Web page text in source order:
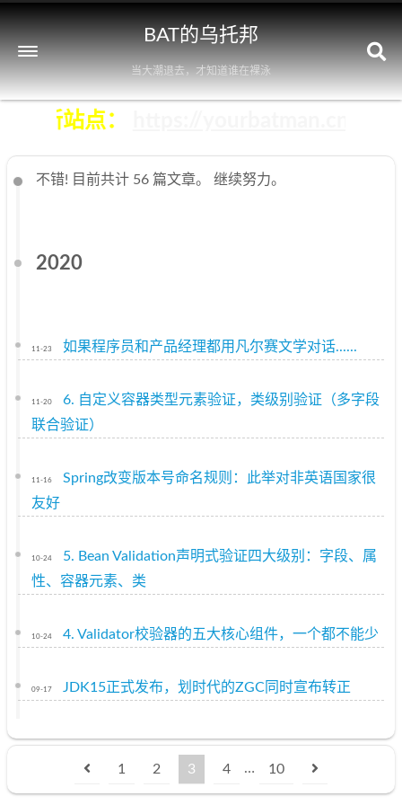
BAT的乌托邦
当大潮退去，才知道谁在裸泳
往新站点：
不错! 目前共计 56 篇文章。 继续努力。
2020
11-23 如果程序员和产品经理都用凡尔赛文学对话......
11-20
6. 自定义容器类型元素验证，类级别验证（多字段
联合验证）
11-16
Spring改变版本号命名规则：此举对非英语国家很
友好
10-24
5. Bean Validation声明式验证四大级别：字段、属
性、容器元素、类
10-24 4. Validator校验器的五大核心组件，一个都不能少
09-17 JDK15正式发布，划时代的ZGC同时宣布转正
1 2 3 4 … 10